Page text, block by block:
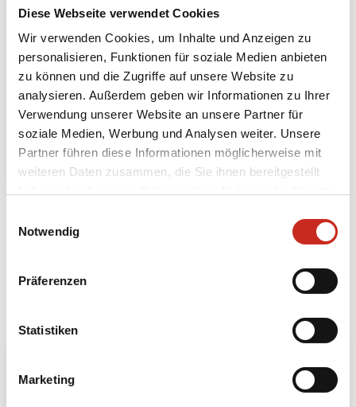
Diese Webseite verwendet Cookies
Wir verwenden Cookies, um Inhalte und Anzeigen zu
personalisieren, Funktionen für soziale Medien anbieten
zu können und die Zugriffe auf unsere Website zu
analysieren. Außerdem geben wir Informationen zu Ihrer
Verwendung unserer Website an unsere Partner für
soziale Medien, Werbung und Analysen weiter. Unsere
Partner führen diese Informationen möglicherweise mit
weiteren Daten zusammen, die Sie ihnen bereitgestellt
Notwendig
Präferenzen
Statistiken
Marketing
Gili Air Strandverlängerung
ab 295 € pro Person
Mehr lesen
Alle Indonesien Bausteine anzeigen